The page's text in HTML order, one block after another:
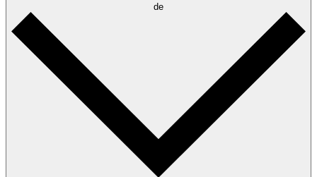
de